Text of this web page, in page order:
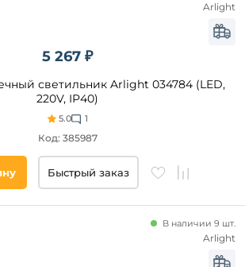
5 267 ₽
светильник Arlight 034784 (LED,
220V, IP40)
5.0 1
Код: 385987
Arlight
Быстрый заказ
В наличии 9 шт.
Arlight